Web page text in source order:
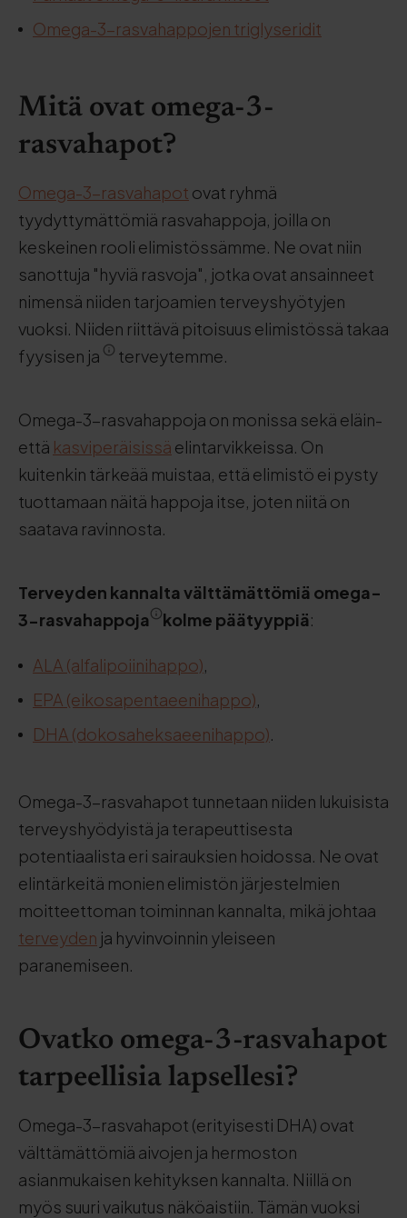
Omega-3-rasvahappojen triglyseridit
Mitä ovat omega-3-
rasvahapot?
Omega-3-rasvahapot ovat ryhmä
tyydyttymättömiä rasvahappoja, joilla on
keskeinen rooli elimistössämme. Ne ovat niin
sanottuja "hyviä rasvoja", jotka ovat ansainneet
nimensä niiden tarjoamien terveyshyötyjen
vuoksi. Niiden riittävä pitoisuus elimistössä takaa
fyysisen ja
terveytemme.
Omega-3-rasvahappoja on monissa sekä eläin-
että kasviperäisissä elintarvikkeissa. On
kuitenkin tärkeää muistaa, että elimistö ei pysty
tuottamaan näitä happoja itse, joten niitä on
saatava ravinnosta.
Terveyden kannalta välttämättömiä omega-
3-rasvahappoja
kolme päätyyppiä:
ALA (alfalipoiinihappo),
EPA (eikosapentaeenihappo),
DHA (dokosaheksaeenihappo).
Omega-3-rasvahapot tunnetaan niiden lukuisista
terveyshyödyistä ja terapeuttisesta
potentiaalista eri sairauksien hoidossa. Ne ovat
elintärkeitä monien elimistön järjestelmien
moitteettoman toiminnan kannalta, mikä johtaa
terveyden ja hyvinvoinnin yleiseen
paranemiseen.
Ovatko omega-3-rasvahapot
tarpeellisia lapsellesi?
Omega-3-rasvahapot (erityisesti DHA) ovat
välttämättömiä aivojen ja hermoston
asianmukaisen kehityksen kannalta. Niillä on
myös suuri vaikutus näköaistiin. Tämän vuoksi